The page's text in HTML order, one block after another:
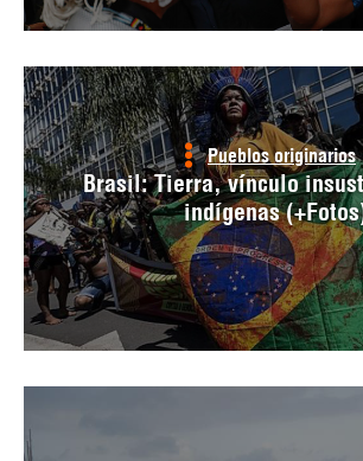
Pueblos originarios
Brasil: Tierra, vínculo
indígenas